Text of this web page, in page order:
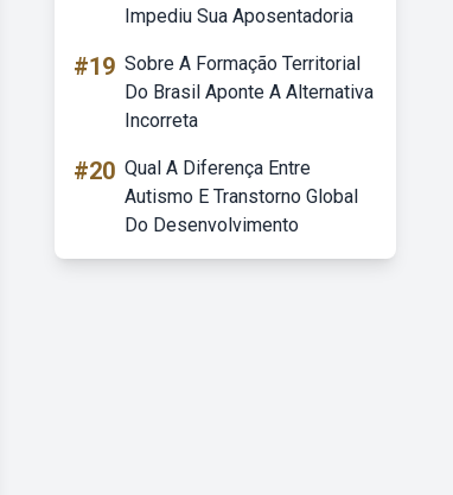
Impediu Sua Aposentadoria
#19 Sobre A Formação Territorial
Do Brasil Aponte A Alternativa
Incorreta
#20 Qual A Diferença Entre
Autismo E Transtorno Global
Do Desenvolvimento